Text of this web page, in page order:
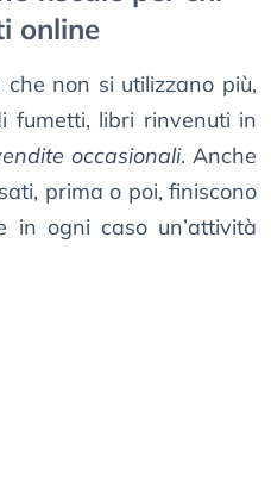
online
non si utilizzano più,
fumetti, libri rinvenuti in
occasionali. Anche
prima o poi, finiscono
in ogni caso un’attività